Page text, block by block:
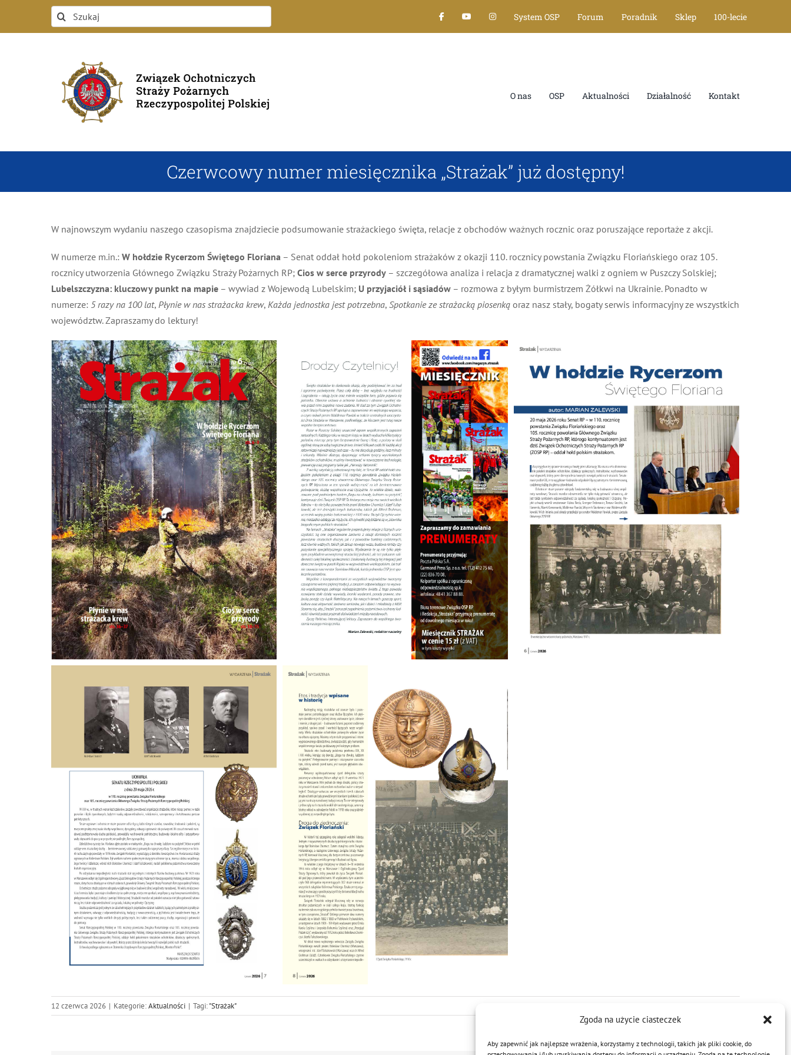
Zgoda na użycie ciasteczek
Aby zapewnić jak najlepsze wrażenia, korzystamy z technologii, takich jak pliki cookie, do
Szukaj System OSP Forum Poradnik Sklep 100-lecie
O nas OSP Aktualności Działalność Kontakt
Czerwcowy numer miesięcznika „Strażak” już dostępny!
W najnowszym wydaniu naszego czasopisma znajdziecie podsumowanie strażackiego święta, relacje z obchodów ważnych rocznic oraz poruszające reportaże z akcji.
W numerze m.in.:W hołdzie Rycerzom Świętego Floriana– Senat oddał hołd pokoleniom strażaków z okazji 110. rocznicy powstania Związku Floriańskiego oraz 105.
rocznicy utworzenia Głównego Związku Straży Pożarnych RP;Cios w serce przyrody– szczegółowa analiza i relacja z dramatycznej walki z ogniem w Puszczy Solskiej;
Lubelszczyzna: kluczowy punkt na mapie– wywiad z Wojewodą Lubelskim;U przyjaciół i sąsiadów– rozmowa z byłym burmistrzem Żółkwi na Ukrainie. Ponadto w
numerze:5 razy na 100 lat,Płynie w nas strażacka krew,Każda jednostka jest potrzebna,Spotkanie ze strażacką piosenkąoraz nasz stały, bogaty serwis informacyjny ze wszystkich
województw. Zapraszamy do lektury!
12 czerwca 2026 | Kategorie:Aktualności | Tagi:"Strażak"